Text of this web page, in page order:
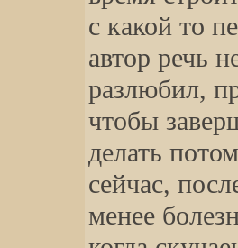
с какой то
автор речь
разлюбил,
чтобы
делать
сейчас,
менее